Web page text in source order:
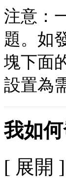
注意：
題。如
塊下面
設置為
我如
[ 展開 ]